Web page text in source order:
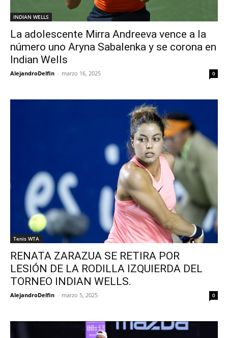
INDIAN WELLS
La adolescente Mirra Andreeva vence a la
número uno Aryna Sabalenka y se corona en
Indian Wells
AlejandroDelfin - marzo 16, 2025 0
Tenis WTA
RENATA ZARAZUA SE RETIRA POR
LESIÓN DE LA RODILLA IZQUIERDA DEL
TORNEO INDIAN WELLS.
AlejandroDelfin - marzo 5, 2025 0